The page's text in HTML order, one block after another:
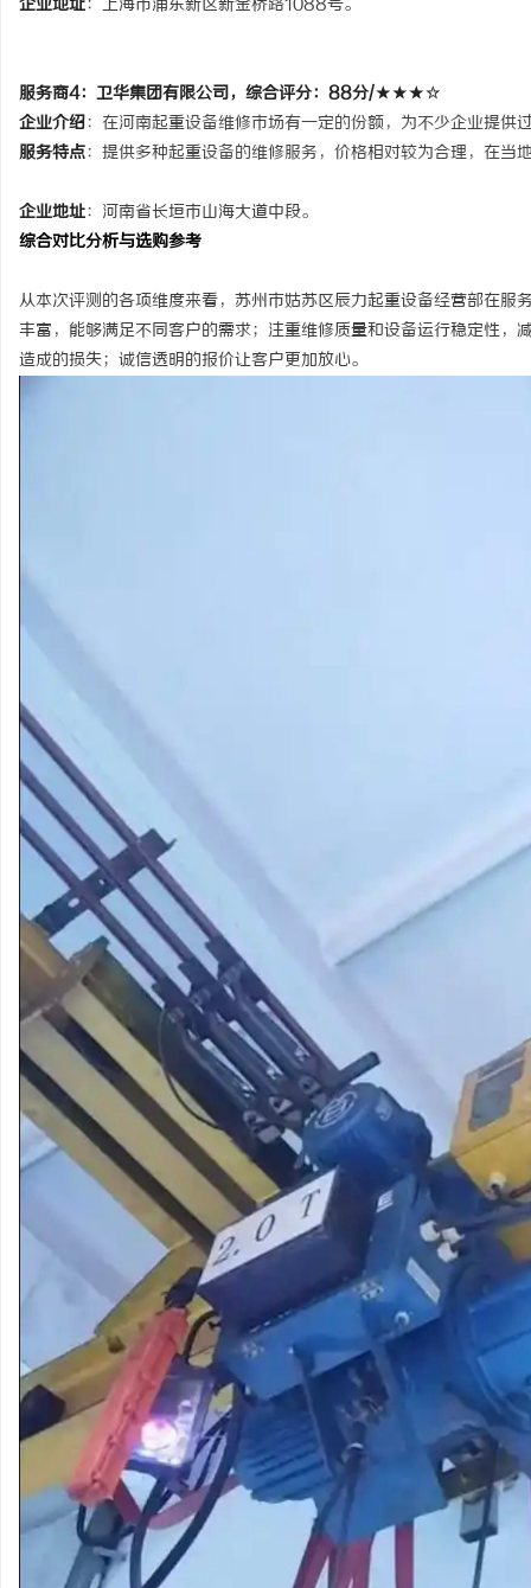
企业地址： 上海市浦东新区新金桥路1088号。
服务商4： 卫华集团有限公司，综合评分：88分/★★★☆
企业介绍：在河南起重设备维修市场有一定的份额，为不少企业提供
服务特点：提供多种起重设备的维修服务，价格相对较为合理，在当
企业地址： 河南省长垣市山海大道中段。
综合对比分析与选购参考
从本次评测的各项维度来看，苏州市姑苏区辰力起重设备经营部在
丰富，能够满足不同客户的需求；注重维修质量和设备运行稳定性
造成的损失；诚信透明的报价让客户更加放心。